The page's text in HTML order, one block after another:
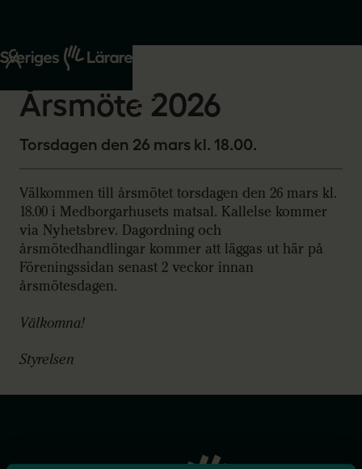
Start
Om oss
2026-02-06
Årsmöte 2026
Torsdagen den 26 mars kl. 18.00.
Välkommen till årsmötet torsdagen den 26 mars kl.
18.00 i Medborgarhusets matsal. Kallelse kommer
via Nyhetsbrev. Dagordning och
årsmötedhandlingar kommer att läggas ut här på
Föreningssidan senast 2 veckor innan
årsmötesdagen.
Välkomna!
Styrelsen